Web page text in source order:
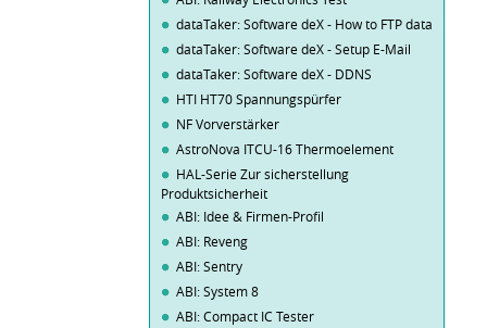
dataTaker: Software deX - How to FTP data
dataTaker: Software deX - Setup E-Mail
dataTaker: Software deX - DDNS
HTI HT70 Spannungspürfer
NF Vorverstärker
AstroNova ITCU-16 Thermoelement
HAL-Serie Zur sicherstellung
Produktsicherheit
ABI: Idee & Firmen-Profil
ABI: Reveng
ABI: Sentry
ABI: System 8
ABI: Compact IC Tester